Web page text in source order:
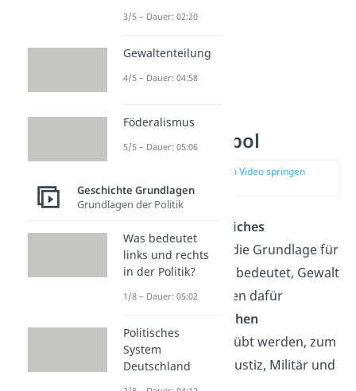
Gewaltmonopol
zur Stelle im Video springen
legitimes, staatliches
Gewaltmonopol
ist die Grundlage für
jede Zivilisation.
Das bedeutet, Gewalt
darfnur noch von den dafür
staatlichen
Institutionen
ausgeübt werden, zum
Beispiel von Polizei, Justiz, Militär und
3/5 – Dauer: 02:20
Gewaltenteilung
4/5 – Dauer: 04:58
Föderalismus
5/5 – Dauer: 05:06
Geschichte Grundlagen
Grundlagen der Politik
Was bedeutet
links und rechts
in der Politik?
1/8 – Dauer: 05:02
Politisches
System
Deutschland